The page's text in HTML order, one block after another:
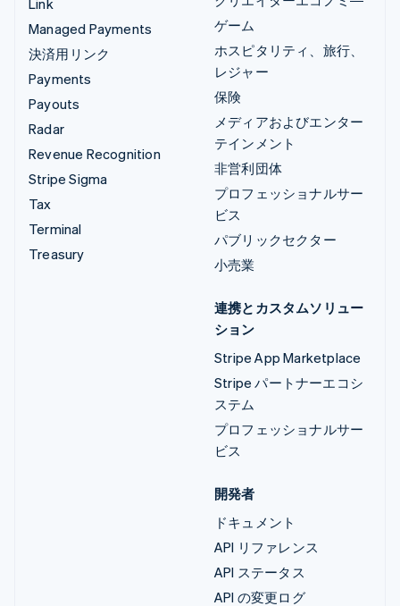
Managed Payments
決済用リンク
Payments
Payouts
Radar
Revenue Recognition
Stripe Sigma
Tax
Terminal
Treasury
ゲーム
ホスピタリティ、旅行、
レジャー
保険
メディアおよびエンター
テインメント
非営利団体
プロフェッショナルサー
ビス
パブリックセクター
小売業
連携とカスタムソリュー
ション
Stripe App Marketplace
Stripe パートナーエコシ
ステム
プロフェッショナルサー
ビス
開発者
ドキュメント
API リファレンス
API ステータス
API の変更ログ